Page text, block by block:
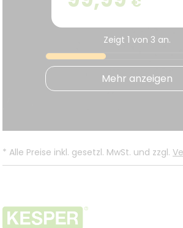
kombiniert Stauraum
Möbelstück.
Zeigt 1 von 3 an.
Mehr anzeigen
* Alle Preise inkl. gesetzl. MwSt. und zzgl.